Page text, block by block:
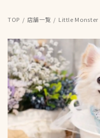
TOP 店舗一覧 Little Monster